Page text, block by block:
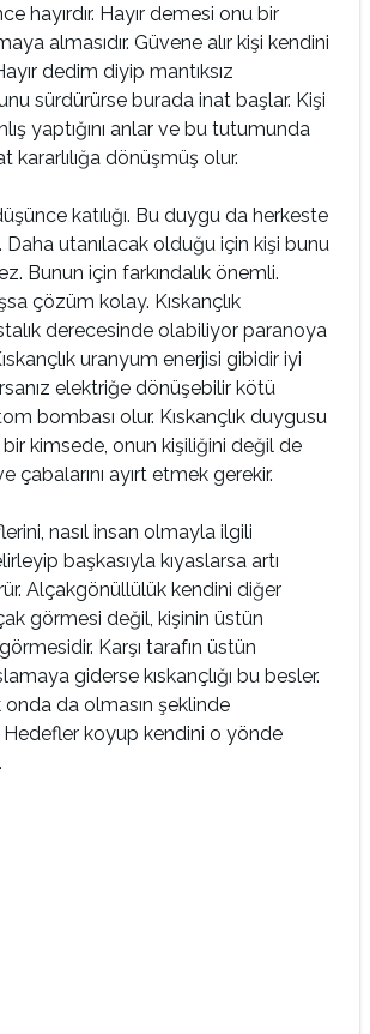
hayırdır. Hayır demesi onu bir
almasıdır. Güvene alır kişi kendini
dedim diyip mantıksız
sürdürürse burada inat başlar. Kişi
yaptığını anlar ve bu tutumunda
kararlılığa dönüşmüş olur.
katılığı. Bu duygu da herkeste
utanılacak olduğu için kişi bunu
Bunun için farkındalık önemli.
çözüm kolay. Kıskançlık
derecesinde olabiliyor paranoya
uranyum enerjisi gibidir iyi
elektriğe dönüşebilir kötü
bombası olur. Kıskançlık duygusu
kimsede, onun kişiliğini değil de
çabalarını ayırt etmek gerekir.
nasıl insan olmayla ilgili
başkasıyla kıyaslarsa artı
Alçakgönüllülük kendini diğer
görmesi değil, kişinin üstün
Karşı tarafın üstün
giderse kıskançlığı bu besler.
da olmasın şeklinde
Hedefler koyup kendini o yönde